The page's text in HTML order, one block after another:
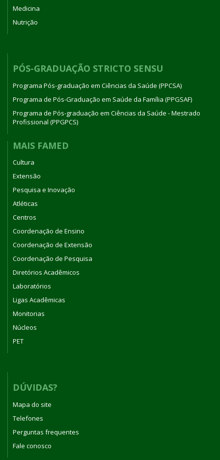
Medicina
Nutrição
PÓS-GRADUAÇÃO STRICTO SENSU
Programa Pós-graduação em Ciências da Saúde (PPCSA)
Programa de Pós-Graduação em Saúde da Família (PPGSAF)
Programa de Pós-graduação em Ciências da Saúde - Mestrado
Profissional (PPGPCS)
MAIS FAMED
Cultura
Extensão
Pesquisa e Inovação
Atléticas
Centros
Coordenação de Ensino
Coordenação de Extensão
Coordenação de Pesquisa
Diretórios Acadêmicos
Laboratórios
Ligas Acadêmicas
Monitorias
Núcleos
PET
DÚVIDAS?
Mapa do site
Telefones
Perguntas frequentes
Fale conosco